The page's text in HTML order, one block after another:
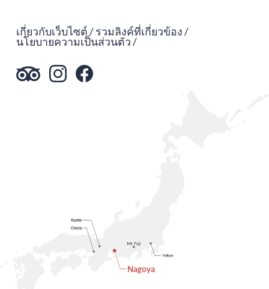
เกี่ยวกับเว็บไซต์ รวมลิงค์ที่เกี่ยวข้อง
นโยบายความเป็นส่วนตัว